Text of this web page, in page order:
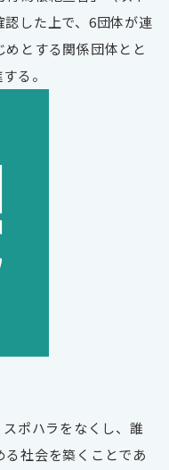
認した上で、6団体が連
とする関係団体とと
る。
ポハラをなくし、誰
社会を築くことであ